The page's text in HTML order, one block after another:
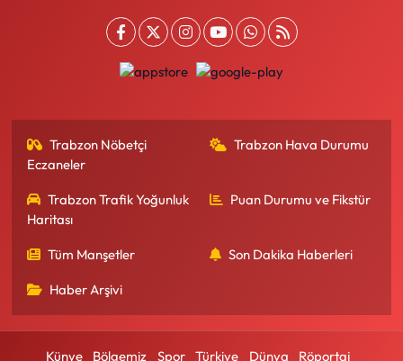
Trabzon Nöbetçi
Eczaneler
Trabzon Hava Durumu
Trabzon Trafik Yoğunluk
Haritası
Puan Durumu ve Fikstür
Tüm Manşetler Son Dakika Haberleri
Haber Arşivi
Künye Bölgemiz Spor Türkiye Dünya Röportaj